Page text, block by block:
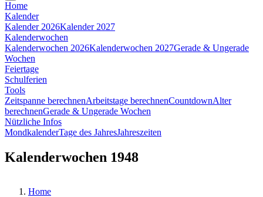
Home
Kalender
Kalender 2026Kalender 2027
Kalenderwochen
Kalenderwochen 2026Kalenderwochen 2027Gerade & Ungerade
Wochen
Feiertage
Schulferien
Tools
Zeitspanne berechnenArbeitstage berechnenCountdownAlter
berechnenGerade & Ungerade Wochen
Nützliche Infos
MondkalenderTage des JahresJahreszeiten
Kalenderwochen 1948
Home